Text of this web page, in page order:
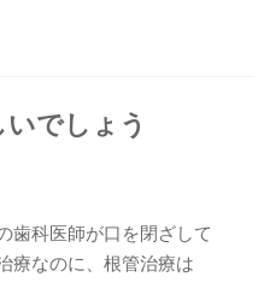
でしょう
歯科医師が口を閉ざして
療なのに、根管治療は